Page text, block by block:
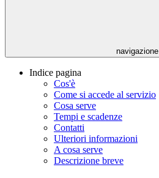
navigazione
Indice pagina
Cos'è
Come si accede al servizio
Cosa serve
Tempi e scadenze
Contatti
Ulteriori informazioni
A cosa serve
Descrizione breve